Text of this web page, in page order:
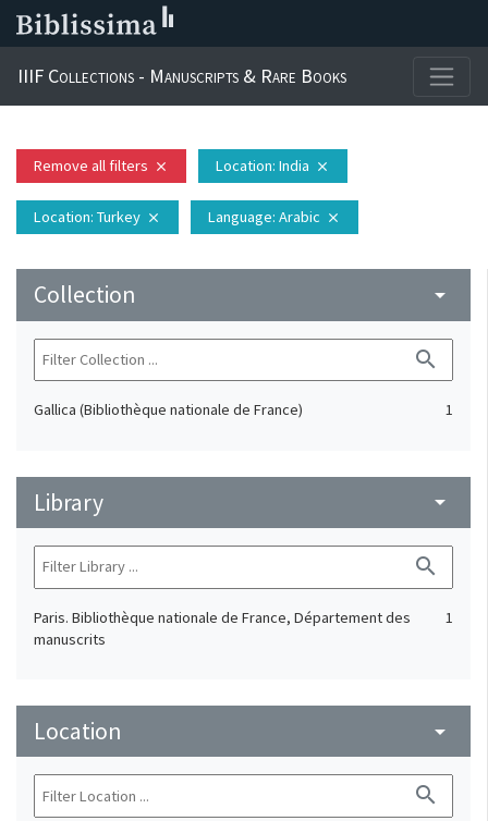
IIIF Collections - Manuscripts & Rare Books
Remove all filters close Location: India close
Location: Turkey close Language: Arabic close
Collection arrow_drop_down
search
Gallica (Bibliothèque nationale de France) 1
Library arrow_drop_down
search
Paris. Bibliothèque nationale de France, Département des
manuscrits
1
Location arrow_drop_down
search